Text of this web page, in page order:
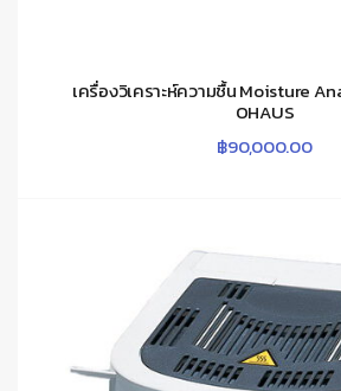
เครื่องวิเคราะห์ความชื้น Moisture
OHAUS
฿90,000.00